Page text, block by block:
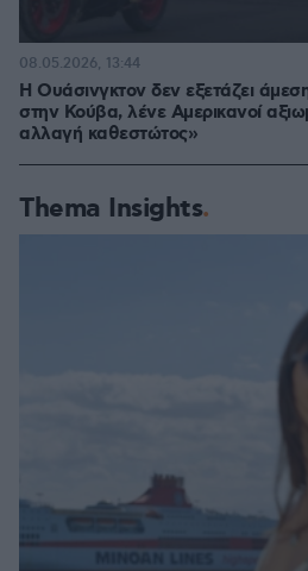
Η Ουάσινγκτον δεν εξετάζει
στην Κούβα, λένε Αμερικανοί
αλλαγή καθεστώτος»
08.05.2026, 13:44
Thema Insights